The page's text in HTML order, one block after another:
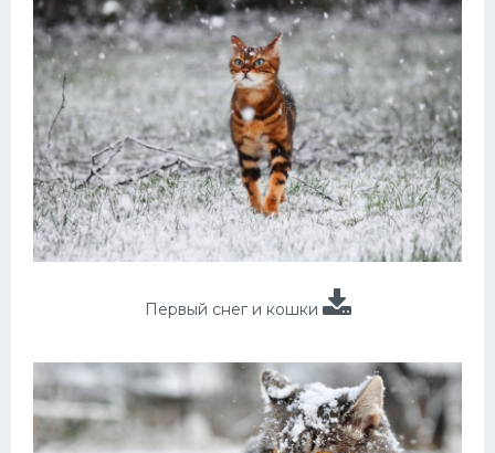
Первый снег и кошки